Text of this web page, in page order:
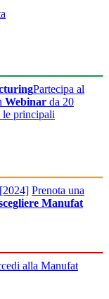
Partecipa al
Webinar da 20
le principali
[2024] Prenota una
Manufat
alla Manufat